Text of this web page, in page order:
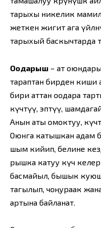
тарыхы никелик
жеткен жигит ага
тарыхый баскычтарда
Оодарыш – ат
тараптан бирден киши
бири аттан оодара
күчтүү, эптүү,
Анын аты омоктуу,
Оюнга катышкан адам
шым кийип, белине
рышка катуу күч
басмайыл, бышык
тагылып, чоңураак жана
артына байланат.